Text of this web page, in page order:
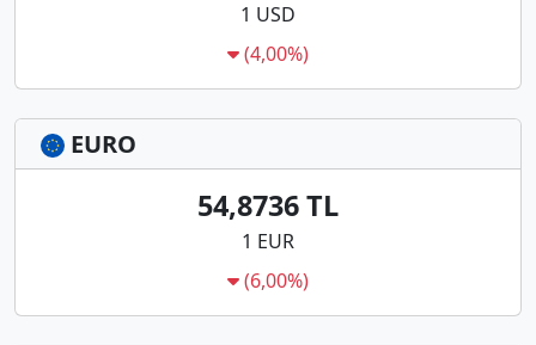
1 USD
(4,00%)
EURO
54,8736 TL
1 EUR
(6,00%)